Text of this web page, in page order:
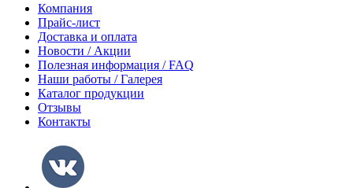
Компания
Прайс-лист
Доставка и оплата
Новости / Акции
Полезная информация / FAQ
Наши работы / Галерея
Каталог продукции
Отзывы
Контакты